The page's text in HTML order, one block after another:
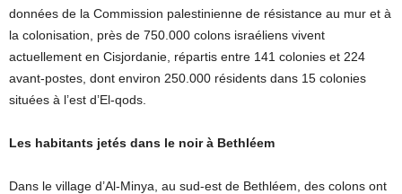
données de la Commission palestinienne de résistance au mur et à
la colonisation, près de 750.000 colons israéliens vivent
actuellement en Cisjordanie, répartis entre 141 colonies et 224
avant-postes, dont environ 250.000 résidents dans 15 colonies
situées à l’est d’El-qods.
Les habitants jetés dans le noir à Bethléem
Dans le village d’Al-Minya, au sud-est de Bethléem, des colons ont